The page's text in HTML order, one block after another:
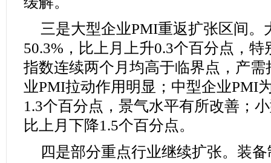
三是大型企业PMI重返扩张区间。
50.3%，比上月上升0.3个百分点，
指数连续两个月均高于临界点，产
业PMI拉动作用明显；中型企业PMI
1.3个百分点，景气水平有所改善；
比上月下降1.5个百分点。
四是部分重点行业继续扩张。装